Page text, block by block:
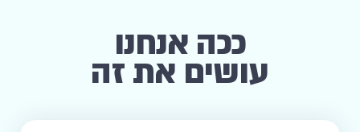
ככה אנחנו
עושים את זה